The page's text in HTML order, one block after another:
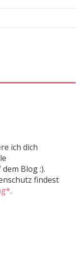
ich dich
Blog :).
findest
.